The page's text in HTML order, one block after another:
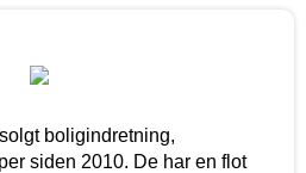
boligindretning,
siden 2010. De har en flot